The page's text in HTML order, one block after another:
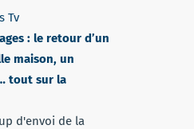
Tv
: le retour d’un
maison, un
tout sur la
d'envoi de la